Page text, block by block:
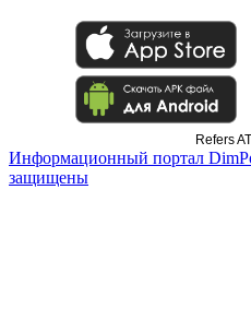
Refers
Информационный портал
защищены